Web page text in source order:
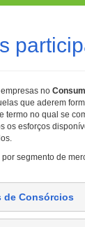
no
que aderem
termo no qual se
os esforços
segmento de
de Consórcios